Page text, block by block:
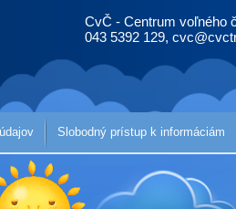
CvČ - Centrum voľného
043 5392 129,
Slobodný prístup k informáciám